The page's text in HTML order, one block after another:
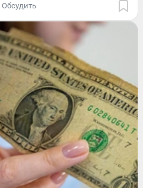
Обсудить